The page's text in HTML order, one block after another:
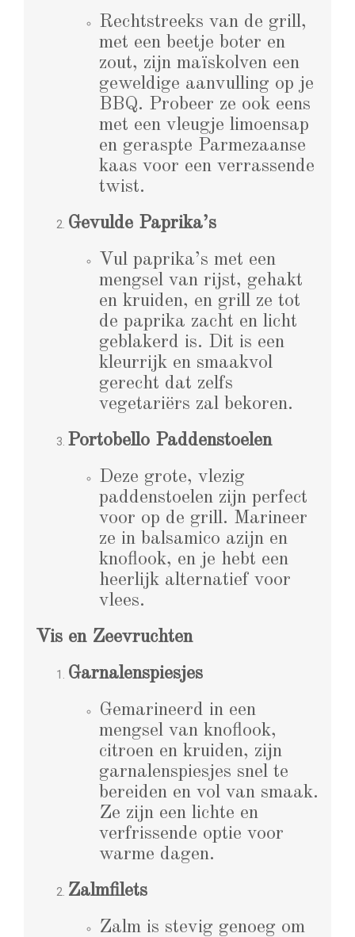
Rechtstreeks van de grill,
met een beetje boter en
zout, zijn maïskolven een
geweldige aanvulling op je
BBQ. Probeer ze ook eens
met een vleugje limoensap
en geraspte Parmezaanse
kaas voor een verrassende
twist.
Gevulde Paprika’s
Vul paprika’s met een
mengsel van rijst, gehakt
en kruiden, en grill ze tot
de paprika zacht en licht
geblakerd is. Dit is een
kleurrijk en smaakvol
gerecht dat zelfs
vegetariërs zal bekoren.
Portobello Paddenstoelen
Deze grote, vlezig
paddenstoelen zijn perfect
voor op de grill. Marineer
ze in balsamico azijn en
knoflook, en je hebt een
heerlijk alternatief voor
vlees.
Vis en Zeevruchten
Garnalenspiesjes
Gemarineerd in een
mengsel van knoflook,
citroen en kruiden, zijn
garnalenspiesjes snel te
bereiden en vol van smaak.
Ze zijn een lichte en
verfrissende optie voor
warme dagen.
Zalmfilets
Zalm is stevig genoeg om